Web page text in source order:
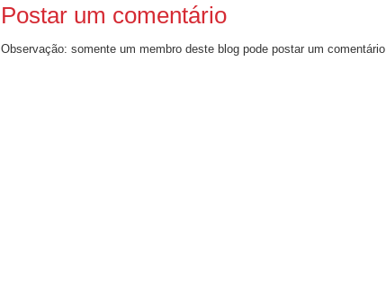
Postar um comentário
Observação: somente um membro deste blog pode postar um comentário.